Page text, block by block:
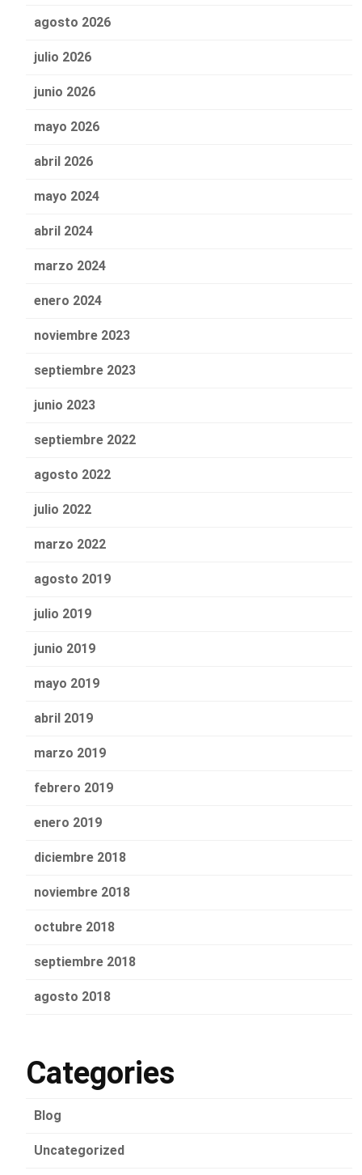
agosto 2026
julio 2026
junio 2026
mayo 2026
abril 2026
mayo 2024
abril 2024
marzo 2024
enero 2024
noviembre 2023
septiembre 2023
junio 2023
septiembre 2022
agosto 2022
julio 2022
marzo 2022
agosto 2019
julio 2019
junio 2019
mayo 2019
abril 2019
marzo 2019
febrero 2019
enero 2019
diciembre 2018
noviembre 2018
octubre 2018
septiembre 2018
agosto 2018
Categories
Blog
Uncategorized